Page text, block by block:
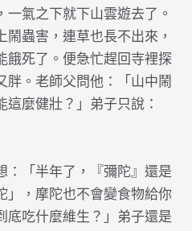
氣之下就下山雲遊去了。
蟲害，連草也長不出來，
餓死了。便急忙趕回寺裡探
胖。老師父問他：「山中鬧
麼健壯？」弟子只說：
：「半年了，『彌陀』還是
」，摩陀也不會變食物給你
底吃什麼維生？」弟子還是